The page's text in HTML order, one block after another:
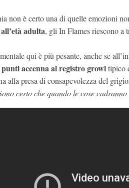
non è certo una di quelle emozioni
adulta, gli In Flames riescono a
qui è più pesante, anche se
accenna al registro growltipico
alla presa di consapevolezza del
certo che quando le cose